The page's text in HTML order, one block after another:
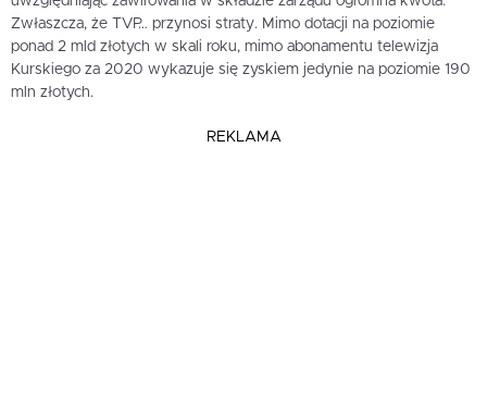
Zwłaszcza, że TVP… przynosi straty. Mimo dotacji na poziomie
ponad 2 mld złotych w skali roku, mimo abonamentu telewizja
Kurskiego za 2020 wykazuje się zyskiem jedynie na poziomie 190
mln złotych.
REKLAMA